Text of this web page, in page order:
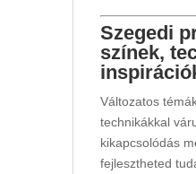
Szegedi
színek,
Változatos
technikákkal
kikapcsolódás
fejlesztheted